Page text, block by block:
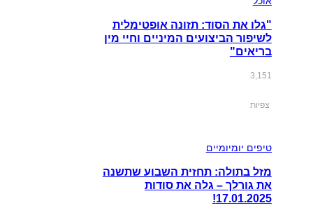
"גלו את הסוד: תזונה אופטימלית
לשיפור הביצועים המיניים וחיי מין
בריאים"
3,151
צפיות
טיפים יומיומיים
מזל בתולה: תחזית השבוע שתשנה
את גורלך – גלה את סודות
17.01.2025!